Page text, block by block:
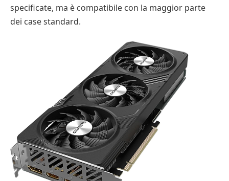
specificate, ma è compatibile con la maggior parte
dei case standard.